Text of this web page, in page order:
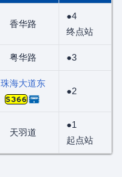
香华路
●4
终点站
粤华路 ●3
珠海大道东
S366
●2
天羽道
●1
起点站